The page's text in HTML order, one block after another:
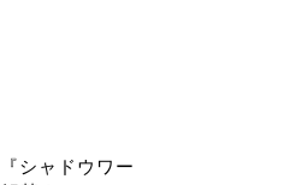
シャドウワー